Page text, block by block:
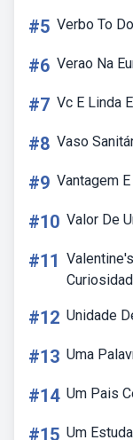
#5 Verbo To
#6 Verao Na
#7 Vc E Linda
#8 Vaso
#9 Vantagem
#10 Valor De
#11
#12 Unidade
#13 Uma
#14 Um Pais
#15 Um